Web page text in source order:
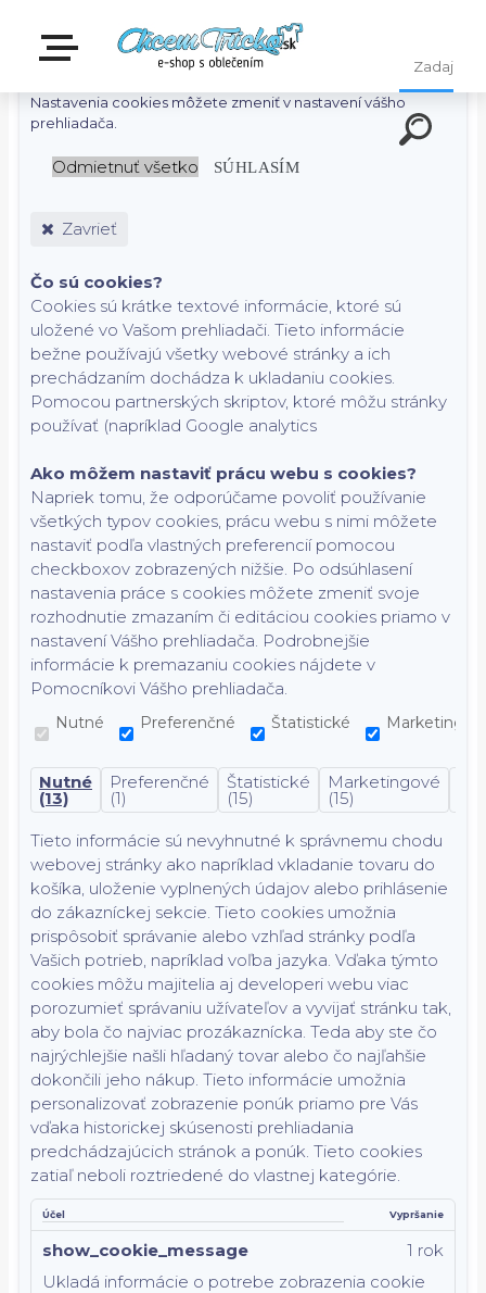
S cieľom uľahčiť užívateľom používať naše webové stránky
využívame cookies. Používaním našich stránok súhlasíte s
Nastavenia cookies môžete zmeniť v nastavení vášho
prehliadača.
Odmietnuť všetko SÚHLASÍM
Zavrieť
Čo sú cookies?
Cookies sú krátke textové informácie, ktoré sú
uložené vo Vašom prehliadači. Tieto informácie
bežne používajú všetky webové stránky a ich
prechádzaním dochádza k ukladaniu cookies.
Pomocou partnerských skriptov, ktoré môžu stránky
používať (napríklad Google analytics
Ako môžem nastaviť prácu webu s cookies?
Napriek tomu, že odporúčame povoliť používanie
všetkých typov cookies, prácu webu s nimi môžete
nastaviť podľa vlastných preferencií pomocou
checkboxov zobrazených nižšie. Po odsúhlasení
nastavenia práce s cookies môžete zmeniť svoje
rozhodnutie zmazaním či editáciou cookies priamo v
nastavení Vášho prehliadača. Podrobnejšie
informácie k premazaniu cookies nájdete v
Pomocníkovi Vášho prehliadača.
Nutné Preferenčné Štatistické
Nutné
(13)
Preferenčné
(1)
Štatistické
(15)
Marketingové
(15)
Tieto informácie sú nevyhnutné k správnemu chodu
webovej stránky ako napríklad vkladanie tovaru do
košíka, uloženie vyplnených údajov alebo prihlásenie
do zákazníckej sekcie. Tieto cookies umožnia
prispôsobiť správanie alebo vzhľad stránky podľa
Vašich potrieb, napríklad voľba jazyka. Vďaka týmto
cookies môžu majitelia aj developeri webu viac
porozumieť správaniu užívateľov a vyvijať stránku tak,
aby bola čo najviac prozákaznícka. Teda aby ste čo
najrýchlejšie našli hľadaný tovar alebo čo najľahšie
dokončili jeho nákup. Tieto informácie umožnia
personalizovať zobrazenie ponúk priamo pre Vás
vďaka historickej skúsenosti prehliadania
predchádzajúcich stránok a ponúk. Tieto cookies
zatiaľ neboli roztriedené do vlastnej kategórie.
Účel Vypršanie
show_cookie_message
Ukladá informácie o potrebe zobrazenia cookie
1 rok